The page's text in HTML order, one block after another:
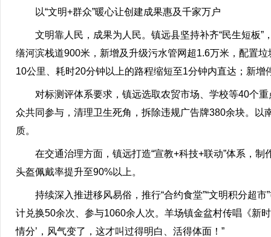
以“文明+群众”暖心让创建成果惠及千家万户
文明靠人民，成果为人民。镇远县坚持补齐“民生短板
缮河滨栈道900米，新增及升级污水管网超1.6万米，配置
10公里、耗时20分钟以上的路程缩短至1分钟内直达；新
对标测评体系要求，镇远选取农贸市场、学校等40个
众共同参与，清理卫生死角，拆除违规广告牌380余块。
质。
在交通治理方面，镇远打造“宣教+科技+联动”体系，
头盔佩戴率提升至90%以上。
持续深入推进移风易俗，推行“合约食堂”“文明积分超
计兑换50余次、参与1060余人次。羊场镇金盆村传唱《新
情分’，风气变了，这才叫过得明白、活得体面！”